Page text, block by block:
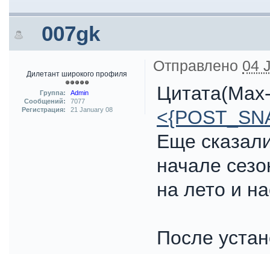
007gk
Дилетант широкого профиля
Группа:
Admin
Сообщений:
7077
Регистрация:
21 January 08
Отправлено 04
Еще
начале
на лето и
После